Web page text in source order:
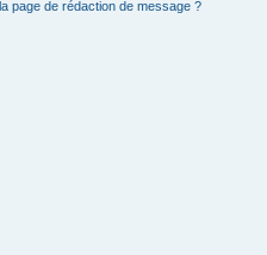
page de rédaction de message ?